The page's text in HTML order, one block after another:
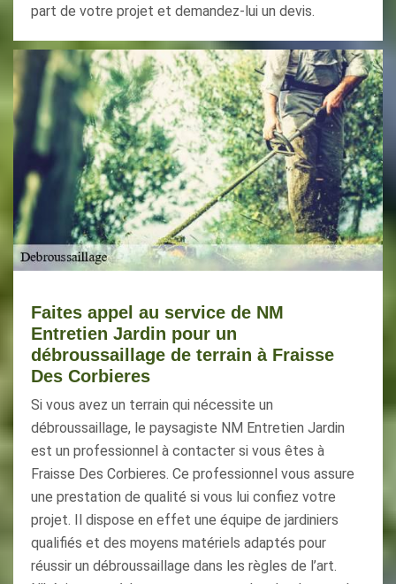
part de votre projet et demandez-lui un devis.
Faites appel au service de NM
Entretien Jardin pour un
débroussaillage de terrain à Fraisse
Des Corbieres
Si vous avez un terrain qui nécessite un
débroussaillage, le paysagiste NM Entretien Jardin
est un professionnel à contacter si vous êtes à
Fraisse Des Corbieres. Ce professionnel vous assure
une prestation de qualité si vous lui confiez votre
projet. Il dispose en effet une équipe de jardiniers
qualifiés et des moyens matériels adaptés pour
réussir un débroussaillage dans les règles de l’art.